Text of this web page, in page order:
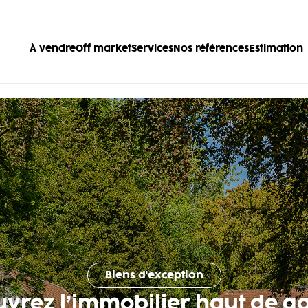
À vendreOff marketServices Nos références Estimation
Biens d'exception